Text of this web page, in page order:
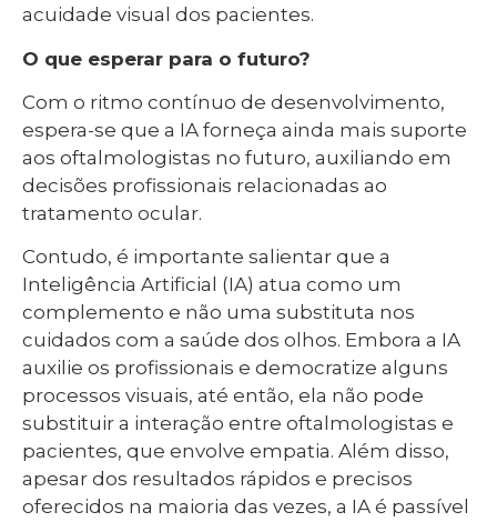
acuidade visual dos pacientes.
O que esperar para o futuro?
Com o ritmo contínuo de desenvolvimento,
espera-se que a IA forneça ainda mais suporte
aos oftalmologistas no futuro, auxiliando em
decisões profissionais relacionadas ao
tratamento ocular.
Contudo, é importante salientar que a
Inteligência Artificial (IA) atua como um
complemento e não uma substituta nos
cuidados com a saúde dos olhos. Embora a IA
auxilie os profissionais e democratize alguns
processos visuais, até então, ela não pode
substituir a interação entre oftalmologistas e
pacientes, que envolve empatia. Além disso,
apesar dos resultados rápidos e precisos
oferecidos na maioria das vezes, a IA é passível